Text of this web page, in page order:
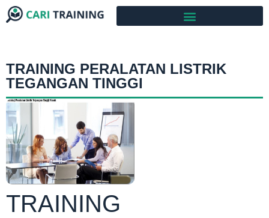
TRAINING PERALATAN LISTRIK
TEGANGAN TINGGI
TRAINING